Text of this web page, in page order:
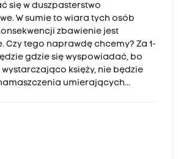
się w duszpasterstwo
W sumie to wiara tych osób
zbawienie jest
Czy tego naprawdę chcemy? Za 1-
gdzie się wyspowiadać, bo
księży, nie będzie
umierających...